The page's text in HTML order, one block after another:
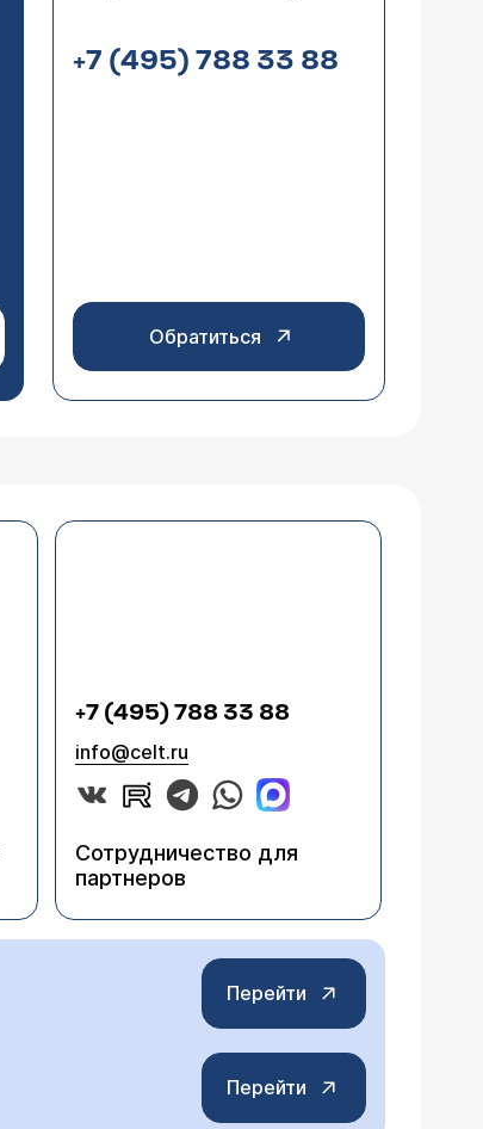
+7 (495) 788 33 88
Обратиться
+7 (495) 788 33 88
info@celt.ru
Сотрудничество для
партнеров
Перейти
Перейти